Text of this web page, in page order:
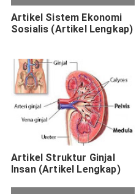
Artikel Sistem Ekonomi
Sosialis (Artikel Lengkap)
Artikel Struktur Ginjal
Insan (Artikel Lengkap)